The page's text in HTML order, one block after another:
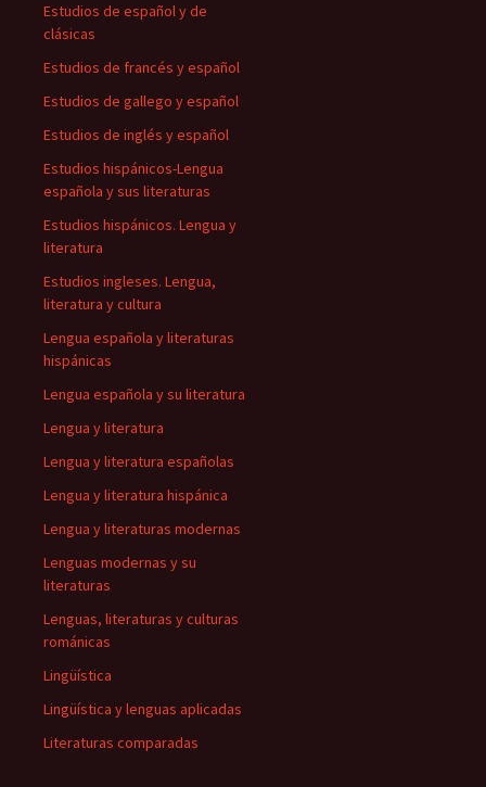
Estudios de español y de
clásicas
Estudios de francés y español
Estudios de gallego y español
Estudios de inglés y español
Estudios hispánicos-Lengua
española y sus literaturas
Estudios hispánicos. Lengua y
literatura
Estudios ingleses. Lengua,
literatura y cultura
Lengua española y literaturas
hispánicas
Lengua española y su literatura
Lengua y literatura
Lengua y literatura españolas
Lengua y literatura hispánica
Lengua y literaturas modernas
Lenguas modernas y su
literaturas
Lenguas, literaturas y culturas
románicas
Lingüística
Lingüística y lenguas aplicadas
Literaturas comparadas